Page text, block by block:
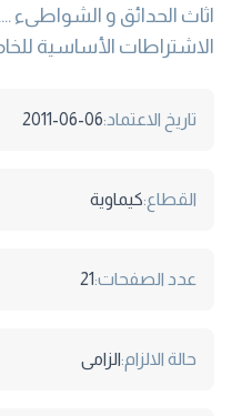
اثاث الحدائق و الشواطىء
الاشتراطات الأساسية
تاريخ الاعتماد:2011-06-06
القطاع:كيماوية
عدد الصفحات:21
حالة الالزام:الزامى